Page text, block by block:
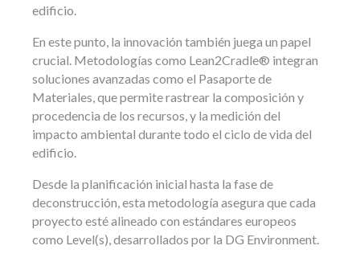
edificio.
En este punto, la innovación también juega un papel
crucial. Metodologías como Lean2Cradle® integran
soluciones avanzadas como el Pasaporte de
Materiales, que permite rastrear la composición y
procedencia de los recursos, y la medición del
impacto ambiental durante todo el ciclo de vida del
edificio.
Desde la planificación inicial hasta la fase de
deconstrucción, esta metodología asegura que cada
proyecto esté alineado con estándares europeos
como Level(s), desarrollados por la DG Environment.